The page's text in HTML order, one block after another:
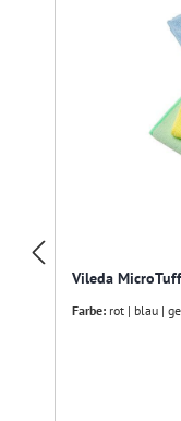
Vileda
Farbe: rot | blau |